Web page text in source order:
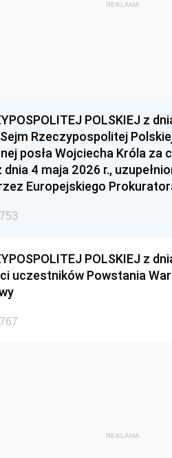
REKLAMA
POLSKIEJ z
Rzeczypospolitej
posła Wojciecha Króla za
4 maja 2026 r.,
Europejskiego
POLSKIEJ z
uczestników Powstania
REKLAMA